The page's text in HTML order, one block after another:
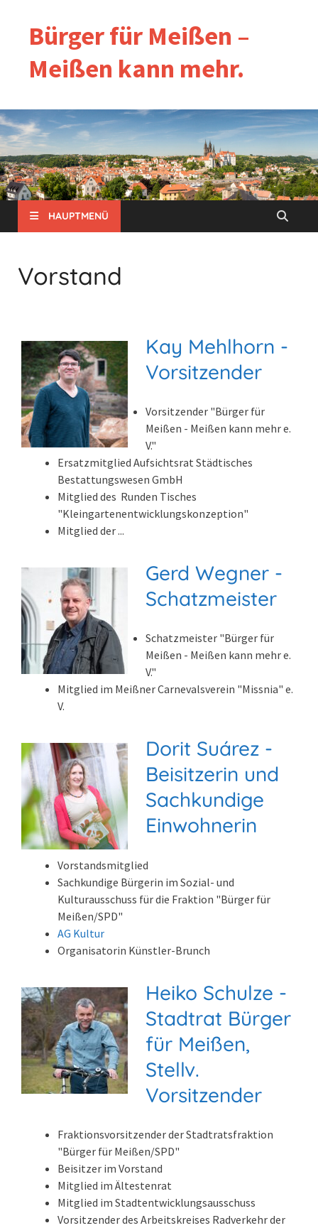
Bürger für Meißen –
Meißen kann mehr.
HAUPTMENÜ
Vorstand
Kay Mehlhorn -
Vorsitzender
Vorsitzender "Bürger für
Meißen - Meißen kann mehr e.
V."
Ersatzmitglied Aufsichtsrat Städtisches
Bestattungswesen GmbH
Mitglied des Runden Tisches
"Kleingartenentwicklungskonzeption"
Mitglied der ...
Gerd Wegner -
Schatzmeister
Schatzmeister "Bürger für
Meißen - Meißen kann mehr e.
V."
Mitglied im Meißner Carnevalsverein "Missnia" e.
V.
Dorit Suárez -
Beisitzerin und
Sachkundige
Einwohnerin
Vorstandsmitglied
Sachkundige Bürgerin im Sozial- und
Kulturausschuss für die Fraktion "Bürger für
Meißen/SPD"
AG Kultur
Organisatorin Künstler-Brunch
Heiko Schulze -
Stadtrat Bürger
für Meißen,
Stellv.
Vorsitzender
Fraktionsvorsitzender der Stadtratsfraktion
"Bürger für Meißen/SPD"
Beisitzer im Vorstand
Mitglied im Ältestenrat
Mitglied im Stadtentwicklungsausschuss
Vorsitzender des Arbeitskreises Radverkehr der